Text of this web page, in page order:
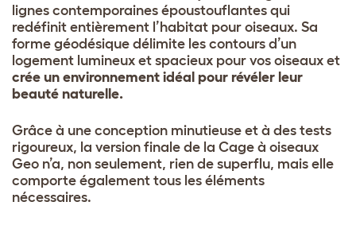
lignes contemporaines époustouflantes qui
redéfinit entièrement l’habitat pour oiseaux. Sa
forme géodésique délimite les contours d’un
logement lumineux et spacieux pour vos oiseaux et
crée un environnement idéal pour révéler leur
beauté naturelle.
Grâce à une conception minutieuse et à des tests
rigoureux, la version finale de la Cage à oiseaux
Geo n’a, non seulement, rien de superflu, mais elle
comporte également tous les éléments
nécessaires.